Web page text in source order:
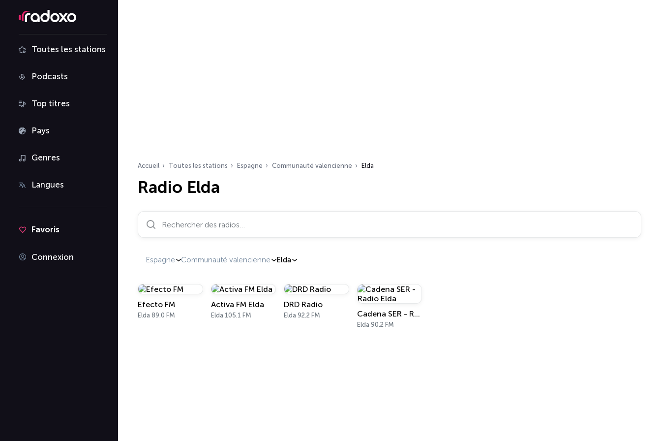
Toutes les stations
Podcasts
Top titres
Pays
Genres
Langues
Favoris
Connexion
Accueil Toutes les stations Espagne Communauté valencienne Elda
Radio Elda
Rechercher des radios…
Espagne Communauté valencienne Elda
Efecto FM
Elda 89.0 FM
Activa FM Elda
Elda 105.1 FM
DRD Radio
Elda 92.2 FM Cadena SER - Radio Elda
Elda 90.2 FM